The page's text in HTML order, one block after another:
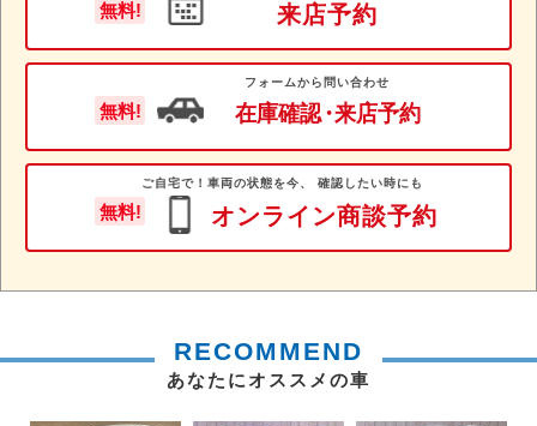
無料! 来店予約
無料!
フォームから問い合わせ
在庫確認・来店予約
無料!
ご自宅で！車両の状態を今、 確認したい時にも
オンライン商談予約
RECOMMEND
あなたにオススメの車